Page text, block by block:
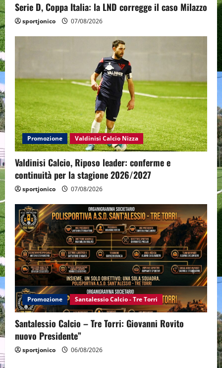
Serie D, Coppa Italia: la LND corregge il caso Milazzo
sportjonico 07/08/2026
Promozione Valdinisi Calcio Nizza
Valdinisi Calcio, Riposo leader: conferme e
continuità per la stagione 2026/2027
sportjonico 07/08/2026
Promozione Santalessio Calcio - Tre Torri
Santalessio Calcio – Tre Torri: Giovanni Rovito
nuovo Presidente”
sportjonico 06/08/2026